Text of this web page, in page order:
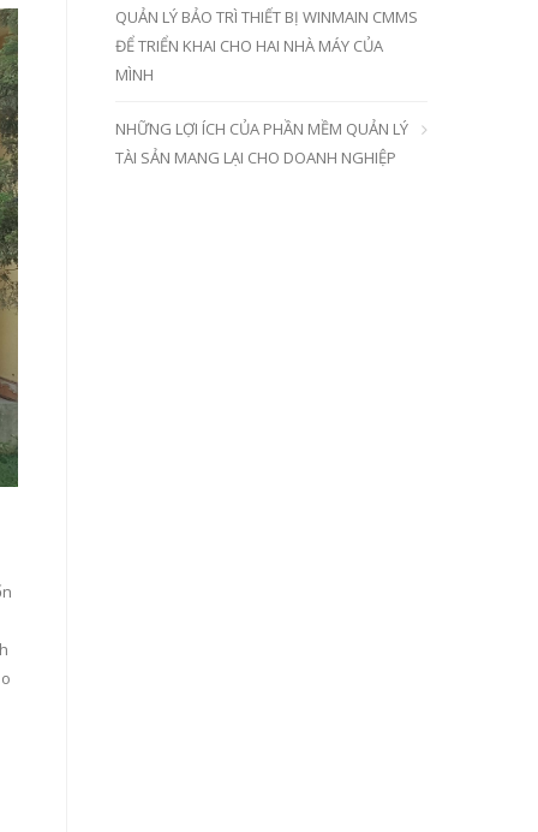
QUẢN LÝ BẢO TRÌ THIẾT BỊ WINMAIN CMMS
ĐỂ TRIỂN KHAI CHO HAI NHÀ MÁY CỦA
MÌNH
NHỮNG LỢI ÍCH CỦA PHẦN MỀM QUẢN LÝ
TÀI SẢN MANG LẠI CHO DOANH NGHIỆP